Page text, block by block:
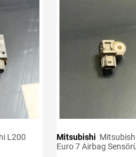
Mitsubishi
Euro 7 Airbag